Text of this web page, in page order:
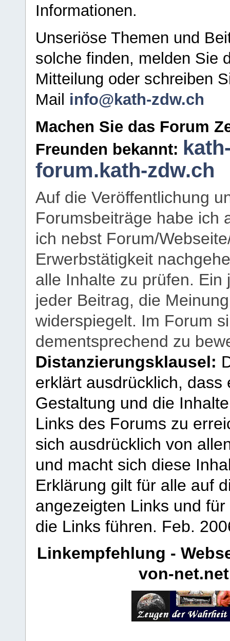
Informationen.
Unseriöse Themen und
solche finden, melden Sie
Mitteilung oder schreiben
Mail info@kath-zdw.ch
Machen Sie das Forum
Freunden bekannt:
forum.kath-zdw.ch
Auf die Veröffentlichung
Forumsbeiträge habe ich
ich nebst Forum/
Erwerbstätigkeit
alle Inhalte zu prüfen.
jeder Beitrag, die
widerspiegelt. Im Forum
dementsprechend zu
Distanzierungsklausel:
erklärt ausdrücklich,
Gestaltung und die
Links des Forums zu
sich ausdrücklich von
und macht sich diese
Erklärung gilt für alle auf
angezeigten Links und
die Links führen. Feb.
Linkempfehlung -
von-net.net